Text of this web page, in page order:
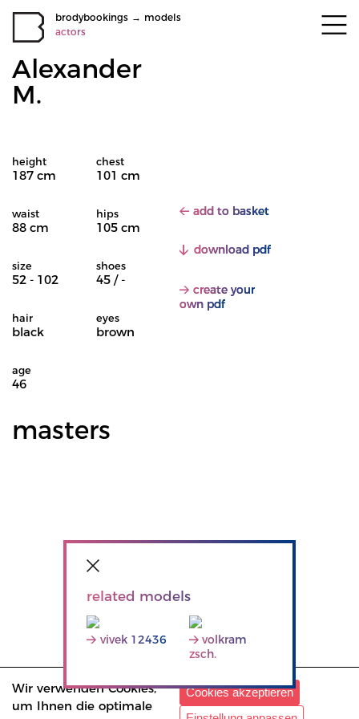
brodybookings → models
actors
Alexander
M.
height
187 cm
chest
101 cm
waist
88 cm
hips
105 cm
size
52 - 102
shoes
45 / -
hair
black
eyes
brown
age
46
add to basket
download pdf
create your
own pdf
masters
related models
vivek 12436
volkram
zsch.
Wir verwenden Cookies,
um Ihnen die optimale
Cookies akzeptieren